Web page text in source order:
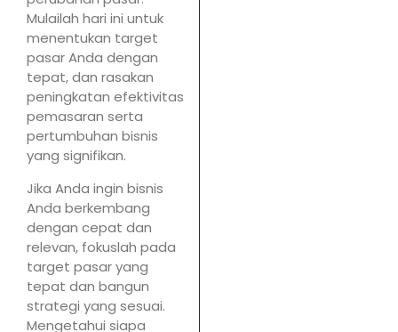
Mulailah hari ini untuk
menentukan target
pasar Anda dengan
tepat, dan rasakan
peningkatan efektivitas
pemasaran serta
pertumbuhan bisnis
yang signifikan.
Jika Anda ingin bisnis
Anda berkembang
dengan cepat dan
relevan, fokuslah pada
target pasar yang
tepat dan bangun
strategi yang sesuai.
Mengetahui siapa